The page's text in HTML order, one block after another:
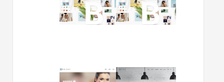
Bridge
汉
至
v25.6
2019/06/01